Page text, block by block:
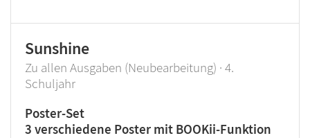
Sunshine
Zu allen Ausgaben (Neubearbeitung) · 4.
Schuljahr
Poster-Set
3 verschiedene Poster mit BOOKii-Funktion